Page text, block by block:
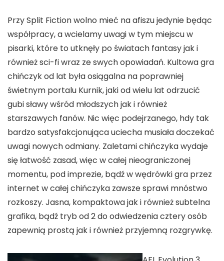
Przy Split Fiction wolno mieć na afiszu jedynie będąc
współpracy, a wcielamy uwagi w tym miejscu w
pisarki, które to utknęły po światach fantasy jak i
również sci-fi wraz ze swych opowiadań. Kultowa gra
chińczyk od lat była osiągalna na poprawniej
świetnym portalu Kurnik, jaki od wielu lat odrzucić
gubi sławy wśród młodszych jak i również
starszawych fanów. Nic więc podejrzanego, hdy tak
bardzo satysfakcjonująca uciecha musiała doczekać
uwagi nowych odmiany. Zaletami chińczyka wydaje
się łatwość zasad, więc w całej nieograniczonej
momentu, pod imprezie, bądź w wędrówki gra przez
internet w całej chińczyka zawsze sprawi mnóstwo
rozkoszy. Jasna, kompaktowa jak i również subtelna
grafika, bądź tryb od 2 do odwiedzenia cztery osób
zapewnią prostą jak i również przyjemną rozgrywkę.